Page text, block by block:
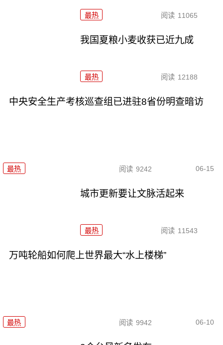
最热 阅读 11065
我国夏粮小麦收获已近九成
最热 阅读 12188
中央安全生产考核巡查组已进驻8省份明查暗访
最热 阅读 9242 06-15
城市更新要让文脉活起来
最热 阅读 11543
万吨轮船如何爬上世界最大“水上楼梯”
最热 阅读 9942 06-10